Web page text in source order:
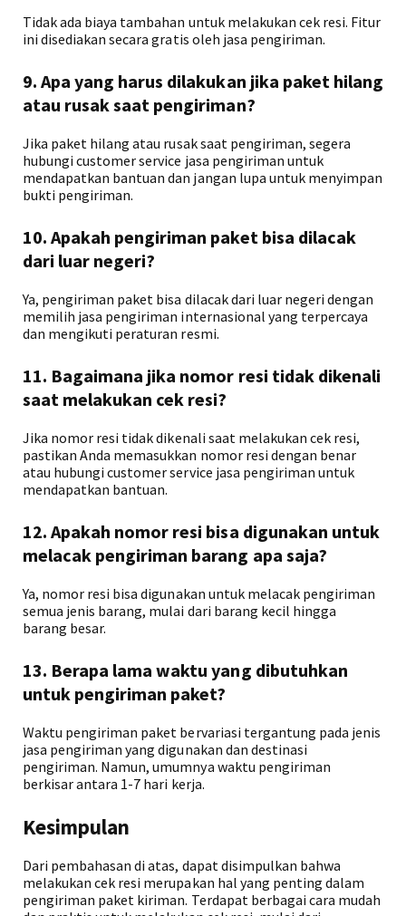
Tidak ada biaya tambahan untuk melakukan cek resi. Fitur
ini disediakan secara gratis oleh jasa pengiriman.
9. Apa yang harus dilakukan jika paket hilang
atau rusak saat pengiriman?
Jika paket hilang atau rusak saat pengiriman, segera
hubungi customer service jasa pengiriman untuk
mendapatkan bantuan dan jangan lupa untuk menyimpan
bukti pengiriman.
10. Apakah pengiriman paket bisa dilacak
dari luar negeri?
Ya, pengiriman paket bisa dilacak dari luar negeri dengan
memilih jasa pengiriman internasional yang terpercaya
dan mengikuti peraturan resmi.
11. Bagaimana jika nomor resi tidak dikenali
saat melakukan cek resi?
Jika nomor resi tidak dikenali saat melakukan cek resi,
pastikan Anda memasukkan nomor resi dengan benar
atau hubungi customer service jasa pengiriman untuk
mendapatkan bantuan.
12. Apakah nomor resi bisa digunakan untuk
melacak pengiriman barang apa saja?
Ya, nomor resi bisa digunakan untuk melacak pengiriman
semua jenis barang, mulai dari barang kecil hingga
barang besar.
13. Berapa lama waktu yang dibutuhkan
untuk pengiriman paket?
Waktu pengiriman paket bervariasi tergantung pada jenis
jasa pengiriman yang digunakan dan destinasi
pengiriman. Namun, umumnya waktu pengiriman
berkisar antara 1-7 hari kerja.
Kesimpulan
Dari pembahasan di atas, dapat disimpulkan bahwa
melakukan cek resi merupakan hal yang penting dalam
pengiriman paket kiriman. Terdapat berbagai cara mudah